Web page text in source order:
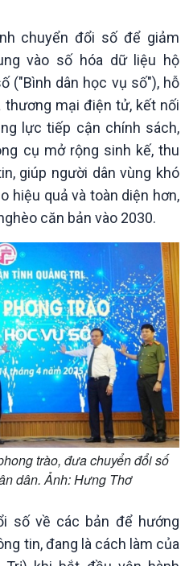
Chuyên mục
Theo dòng Thời sự
Thế giới
Tin thế giới
Vấn đề quốc tế
Hồ sơ sự kiện quốc tế
Thế giới & Việt Nam
Biên cương - Một dải vững
bền
Nông nghiệp & Biển đảo
đảo
Mùa vàng
chuyển đổi số để giảm
vào số hóa dữ liệu hộ
("Bình dân học vụ số"), hỗ
mại điện tử, kết nối
lực tiếp cận chính sách,
cụ mở rộng sinh kế, thu
giúp người dân vùng khó
hiệu quả và toàn diện hơn,
căn bản vào 2030.
trào, đưa chuyển đổi số
dân. Ảnh: Hưng Thơ
số về các bản để hướng
tin, đang là cách làm của